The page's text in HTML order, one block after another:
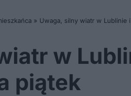
» Uwaga, silny wiatr w Lublinie
w
piątek